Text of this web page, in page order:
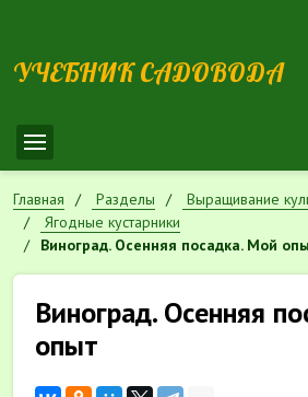
УЧЕБНИК САДОВОДА
Главная Разделы
Выращивание
Ягодные кустарники
Виноград. Осенняя посадка. Мой
Виноград. Осенняя
опыт